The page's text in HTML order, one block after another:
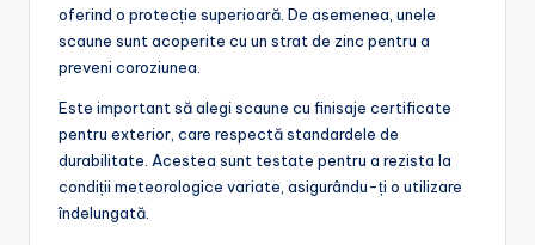
oferind o protecție superioară. De asemenea, unele
scaune sunt acoperite cu un strat de zinc pentru a
preveni coroziunea.
Este important să alegi scaune cu finisaje certificate
pentru exterior, care respectă standardele de
durabilitate. Acestea sunt testate pentru a rezista la
condiții meteorologice variate, asigurându-ți o utilizare
îndelungată.